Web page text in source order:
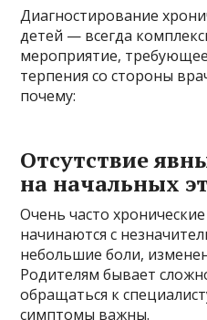
Диагностирование
детей — всегда
мероприятие,
терпения со стороны
почему:
Отсутствие
на начальных
Очень часто
начинаются с
небольшие боли,
Родителям бывает
обращаться к
симптомы важны.